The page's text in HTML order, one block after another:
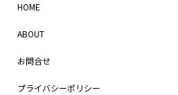
HOME
ABOUT
お問合せ
プライバシーポリシー